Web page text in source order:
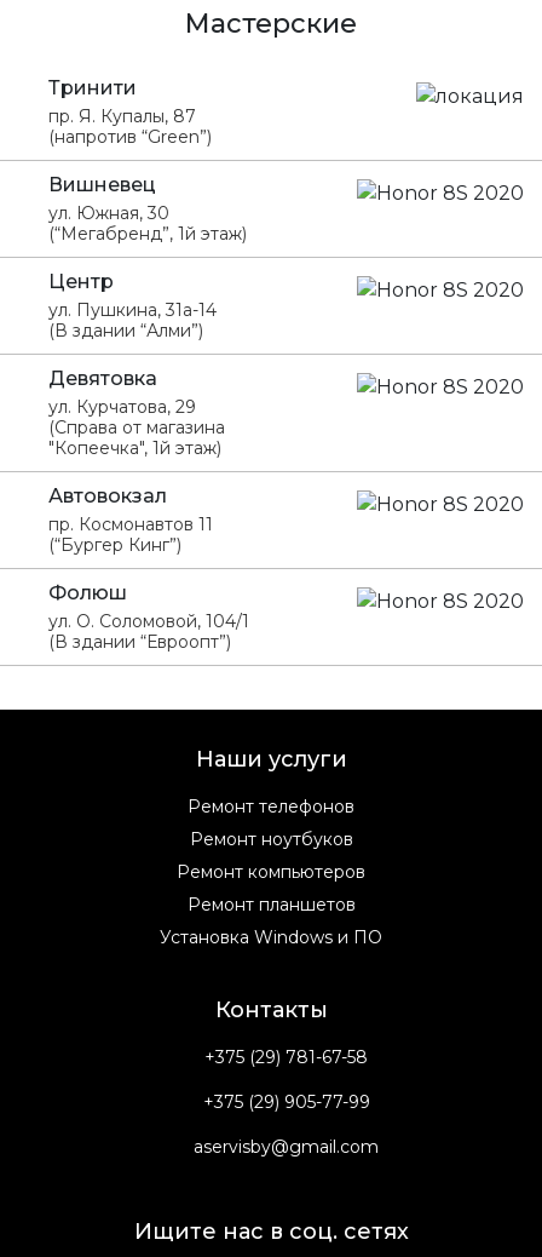
Мастерские
Тринити
пр. Я. Купалы, 87
(напротив “Green”)
Вишневец
ул. Южная, 30
(“Мегабренд”, 1й этаж)
Центр
ул. Пушкина, 31а-14
(В здании “Алми”)
Девятовка
ул. Курчатова, 29
(Справа от магазина
"Копеечка", 1й этаж)
Автовокзал
пр. Космонавтов 11
(“Бургер Кинг”)
Фолюш
ул. О. Соломовой, 104/1
(В здании “Евроопт”)
Наши услуги
Ремонт телефонов
Ремонт ноутбуков
Ремонт компьютеров
Ремонт планшетов
Установка Windows и ПО
Контакты
+375 (29) 781-67-58
+375 (29) 905-77-99
aservisby@gmail.com
Ищите нас в соц. сетях